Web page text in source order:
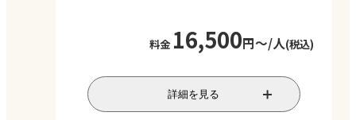
料金 16,500円～/人(税込)
数名のチームに分かれ、みんなで力を合
わせて見た目も味も華やかなライスピザ
詳細を見る